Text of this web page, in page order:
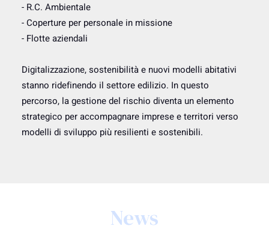
- R.C. Ambientale
- Coperture per personale in missione
- Flotte aziendali
Digitalizzazione, sostenibilità e nuovi modelli abitativi
stanno ridefinendo il settore edilizio. In questo
percorso, la gestione del rischio diventa un elemento
strategico per accompagnare imprese e territori verso
modelli di sviluppo più resilienti e sostenibili.
News